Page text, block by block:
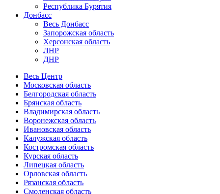
Республика Бурятия
Донбасс
Весь Донбасс
Запорожская область
Херсонская область
ЛНР
ДНР
Весь Центр
Московская область
Белгородская область
Брянская область
Владимирская область
Воронежская область
Ивановская область
Калужская область
Костромская область
Курская область
Липецкая область
Орловская область
Рязанская область
Смоленская область